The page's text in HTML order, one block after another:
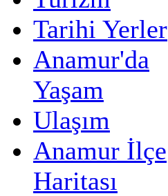
Tarihi Yerler
Anamur'da
Yaşam
Ulaşım
Anamur İlçe
Haritası